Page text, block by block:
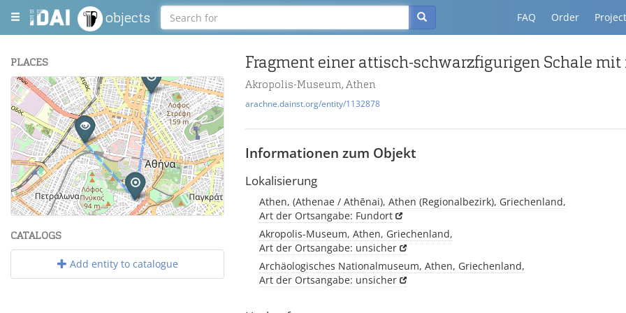
objects FAQ Order
PLACES
+
−
Leaflet| Maps and Data ©OpenStreetMap.
CATALOGS
Add entity to catalogue
Akropolis-Museum, Athen
arachne.dainst.org/entity/1132878
Informationen zum Objekt
Lokalisierung
Athen, (Athenae / Athēnai), Athen (Regionalbezirk), Griechenland,
Art der Ortsangabe: Fundort
Akropolis-Museum, Athen, Griechenland,
Art der Ortsangabe: unsicher
Archäologisches Nationalmuseum, Athen, Griechenland,
Art der Ortsangabe: unsicher